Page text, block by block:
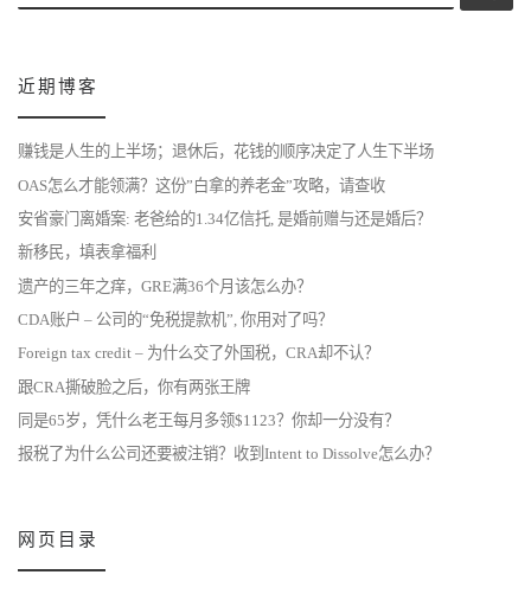
近期博客
赚钱是人生的上半场；退休后，花钱的顺序决定了人生下半场
OAS怎么才能领满？这份”白拿的养老金”攻略，请查收
安省豪门离婚案: 老爸给的1.34亿信托, 是婚前赠与还是婚后？
新移民，填表拿福利
遗产的三年之痒，GRE满36个月该怎么办？
CDA账户 – 公司的“免税提款机”, 你用对了吗？
Foreign tax credit – 为什么交了外国税，CRA却不认？
跟CRA撕破脸之后，你有两张王牌
同是65岁，凭什么老王每月多领$1123？你却一分没有？
报税了为什么公司还要被注销？收到Intent to Dissolve怎么办？
网页目录